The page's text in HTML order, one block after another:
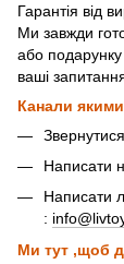
Гарантія від
Ми завжди
або подарунку
ваші
Канали
Написати
Написати
:
Ми тут ,щоб